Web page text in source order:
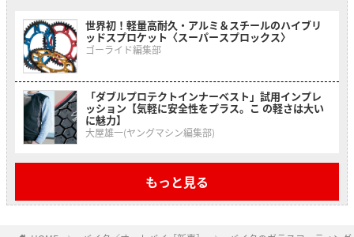
世界初！軽量高耐久・アルミ＆スチールのハイブリ
ッドスプロケット〈スーパースプロックス〉
ゴーライド編集部
「ダブルプロテクトインナーベスト」試用インプレ
ッション【気軽に安全性をプラス。こ の軽さは大い
に魅力】
大屋雄一(ヤングマシン編集部)
もっと見る